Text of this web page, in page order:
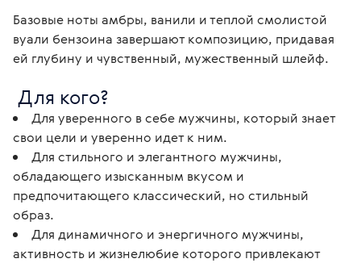
Базовые ноты амбры, ванили и теплой смолистой
вуали бензоина завершают композицию, придавая
ей глубину и чувственный, мужественный шлейф.
Для кого?
Для уверенного в себе мужчины, который знает
свои цели и уверенно идет к ним.
Для стильного и элегантного мужчины,
обладающего изысканным вкусом и
предпочитающего классический, но стильный
образ.
Для динамичного и энергичного мужчины,
активность и жизнелюбие которого привлекают